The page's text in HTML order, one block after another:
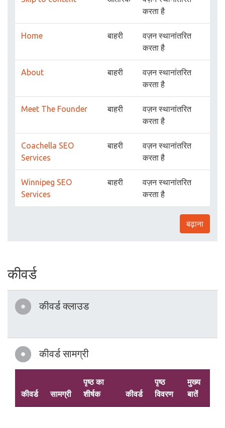
करता है
Home बाहरी
वज़न स्थानांतरित
करता है
About बाहरी
वज़न स्थानांतरित
करता है
Meet The Founder बाहरी
वज़न स्थानांतरित
करता है
Coachella SEO
Services
बाहरी
वज़न स्थानांतरित
करता है
Winnipeg SEO
Services
बाहरी
वज़न स्थानांतरित
करता है
बढ़ाना
कीवर्ड
कीवर्ड क्लाउड
कीवर्ड सामग्री
कीवर्ड सामग्री
पृष्ठ का
शीर्षक
कीवर्ड
पृष्ठ
विवरण
मुख्य
बातें